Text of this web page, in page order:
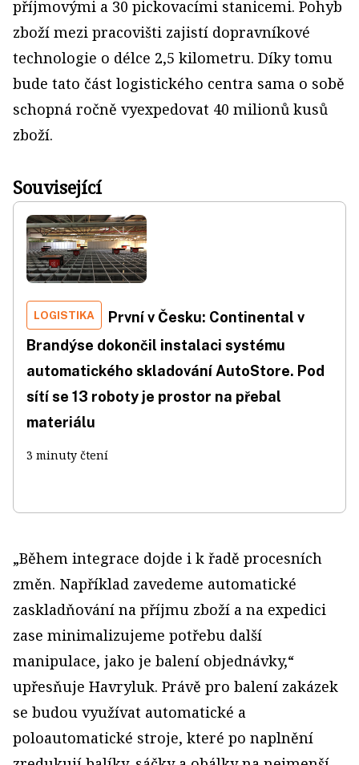
příjmovými a 30 pickovacími stanicemi. Pohyb
zboží mezi pracovišti zajistí dopravníkové
technologie o délce 2,5 kilometru. Díky tomu
bude tato část logistického centra sama o sobě
schopná ročně vyexpedovat 40 milionů kusů
zboží.
Související
LOGISTIKA
První v Česku: Continental v
Brandýse dokončil instalaci systému
automatického skladování AutoStore. Pod
sítí se 13 roboty je prostor na přebal
materiálu
3 minuty čtení
„Během integrace dojde i k řadě procesních
změn. Například zavedeme automatické
zaskladňování na příjmu zboží a na expedici
zase minimalizujeme potřebu další
manipulace, jako je balení objednávky,“
upřesňuje Havryluk. Právě pro balení zakázek
se budou využívat automatické a
poloautomatické stroje, které po naplnění